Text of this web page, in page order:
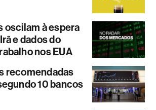
oscilam à espera
e dados do
nos EUA
recomendadas
10 bancos